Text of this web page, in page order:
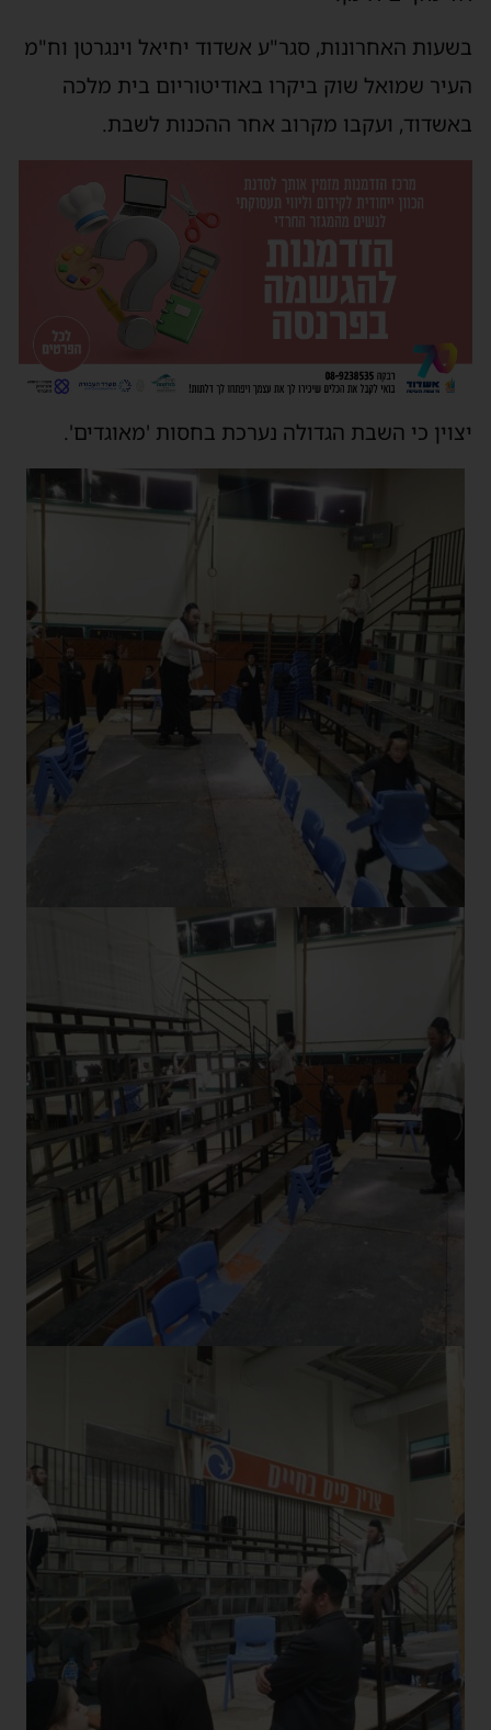
בשעות האחרונות, סגר"ע אשדוד יחיאל וינגרטן וח"מ
העיר שמואל שוק ביקרו באודיטוריום בית מלכה
באשדוד, ועקבו מקרוב אחר ההכנות לשבת.
יצוין כי השבת הגדולה נערכת בחסות 'מאוגדים'.